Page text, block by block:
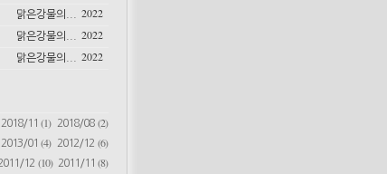
2022
맑은강물의...
2022
맑은강물의...
2022
맑은강물의...
2018/11(1) 2018/08(2)
2013/01(4) 2012/12(6)
12 (10) 2011/11(8)